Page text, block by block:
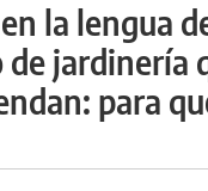
la lengua
de jardinería
para